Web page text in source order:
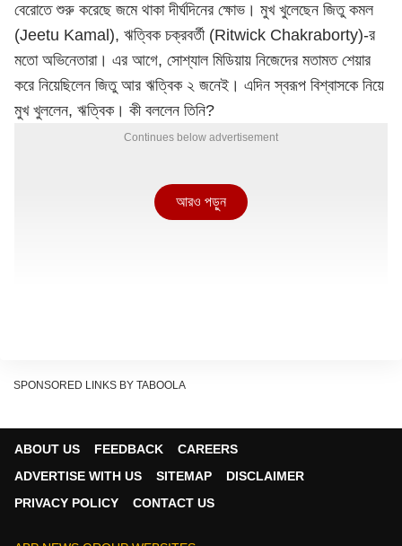
বেরোতে শুরু করেছে জমে থাকা দীর্ঘদিনের ক্ষোভ। মুখ খুলেছেন জিতু কমল
(Jeetu Kamal), ঋত্বিক চক্রবর্তী (Ritwick Chakraborty)-র
মতো অভিনেতারা। এর আগে, সোশ্যাল মিডিয়ায় নিজেদের মতামত শেয়ার
করে নিয়েছিলেন জিতু আর ঋত্বিক ২ জনেই। এদিন স্বরূপ বিশ্বাসকে নিয়ে
মুখ খুললেন, ঋত্বিক। কী বললেন তিনি?
Continues below advertisement
স্বরূপ বিশ্বাস প্রসঙ্গে ঋত্বিক চক্রবর্তী
আরও পড়ুন
SPONSORED LINKS BY TABOOLA
ABOUT US FEEDBACK
CAREERS
ADVERTISE WITH US
SITEMAP
DISCLAIMER
PRIVACY POLICY
CONTACT US